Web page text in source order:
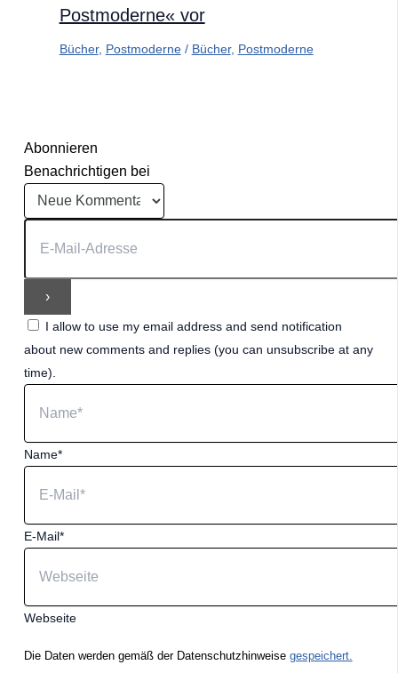
Postmoderne« vor
Bücher, Postmoderne/ Bücher, Postmoderne
Abonnieren
Benachrichtigen bei
I allow to use my email address and send notification
about new comments and replies (you can unsubscribe at any
time).
Name*
E-Mail*
Webseite
Die Daten werden gemäß der Datenschutzhinweise gespeichert.